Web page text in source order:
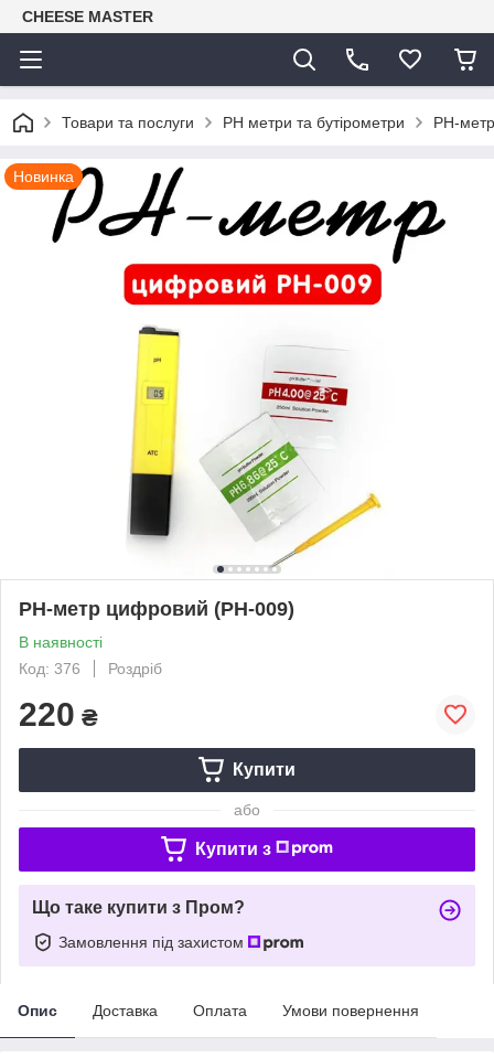
CHEESE MASTER
Товари та послуги PH метри та бутірометри PH-
Новинка
PH-метр цифровий (РН-009)
В наявності
Код: 376
Роздріб
220 ₴
Купити
або
Купити з
Що таке купити з Пром?
Замовлення під захистом
Опис Доставка Оплата Умови повернення